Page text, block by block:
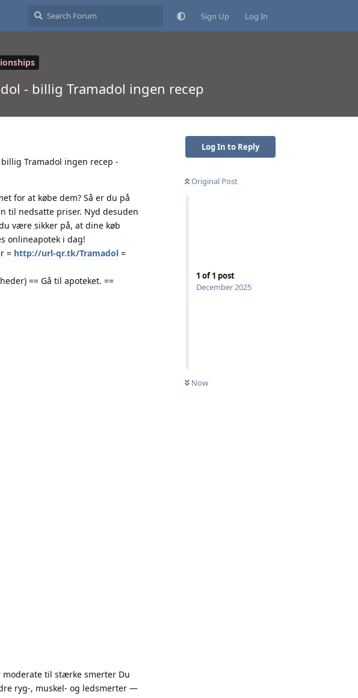
Sign Up Log In
- billig Tramadol ingen recep
Log In to Reply
Original Post
1 of1 post
December 2025
Now
Tramadol ingen recep -
for at købe dem? Så er du på
til nedsatte priser. Nyd desuden
være sikker på, at dine køb
onlineapotek i dag!
= http://url-qr.tk/Tramadol =
== Gå til apoteket. ==
til stærke smerter Du
ryg-, muskel- og ledsmerter —